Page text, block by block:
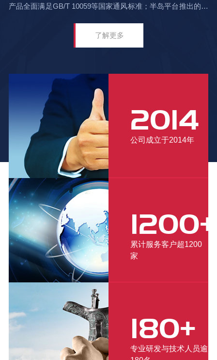
产品全面满足GB/T 10059等国家通风标准；半岛平台推出的防
业VOC有机废气处理效率稳定达95%以上。公司现持有专利技
术43项，通过ISO 9001质量管理体系认证，以可靠品质和专业
了解更多
2014
公司成立于2014年
1200+
累计服务客户超1200
家
180+
专业研发与技术人员逾